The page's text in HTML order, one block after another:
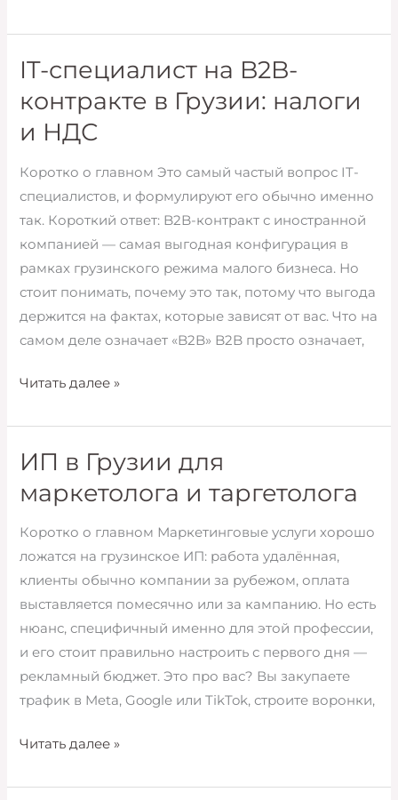
Грузии
для
коуча
и
преподавателя
IT-специалист на B2B-
контракте в Грузии: налоги
и НДС
Коротко о главном Это самый частый вопрос IT-
специалистов, и формулируют его обычно именно
так. Короткий ответ: B2B-контракт с иностранной
компанией — самая выгодная конфигурация в
рамках грузинского режима малого бизнеса. Но
стоит понимать, почему это так, потому что выгода
держится на фактах, которые зависят от вас. Что на
самом деле означает «B2B» B2B просто означает,
IT-
на
B2B-
в
Грузии:
налоги
и
НДС
Читать далее »
ИП в Грузии для
маркетолога и таргетолога
Коротко о главном Маркетинговые услуги хорошо
ложатся на грузинское ИП: работа удалённая,
клиенты обычно компании за рубежом, оплата
выставляется помесячно или за кампанию. Но есть
нюанс, специфичный именно для этой профессии,
и его стоит правильно настроить с первого дня —
рекламный бюджет. Это про вас? Вы закупаете
трафик в Meta, Google или TikTok, строите воронки,
ИП
Грузии
Читать далее »